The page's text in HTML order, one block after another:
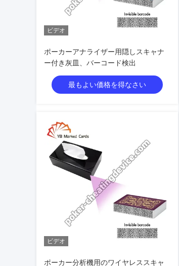
ビデオ
ポーカーアナライザー用隠しスキャナ
ー付き灰皿、バーコード検出
最もよい価格を得なさい
ビデオ
ポーカー分析機用のワイヤレススキャ